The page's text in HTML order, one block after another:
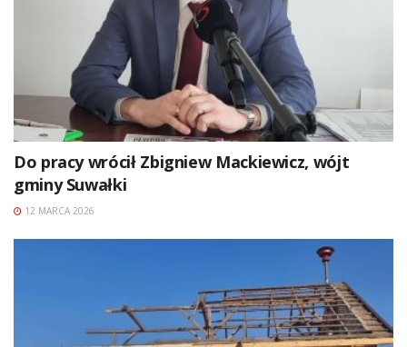
Do pracy wrócił Zbigniew Mackiewicz, wójt
gminy Suwałki
12 MARCA 2026